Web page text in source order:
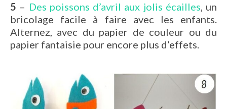
5 – Des poissons d’avril aux jolis écailles, un
bricolage facile à faire avec les enfants.
Alternez, avec du papier de couleur ou du
papier fantaisie pour encore plus d’effets.